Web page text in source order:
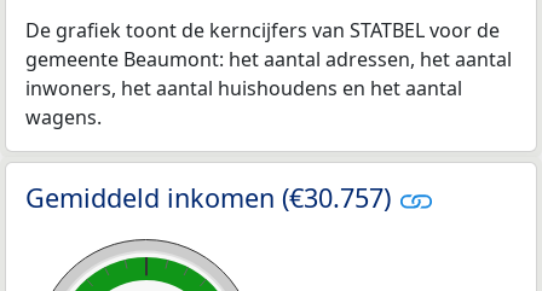
De grafiek toont de kerncijfers van STATBEL voor de
gemeente Beaumont: het aantal adressen, het aantal
inwoners, het aantal huishoudens en het aantal
wagens.
Gemiddeld inkomen (€30.757)